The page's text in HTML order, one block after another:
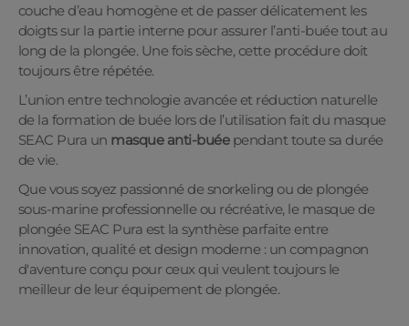
couche d’eau homogène et de passer délicatement les
doigts sur la partie interne pour assurer l’anti-buée tout au
long de la plongée. Une fois sèche, cette procédure doit
toujours être répétée.
L’union entre technologie avancée et réduction naturelle
de la formation de buée lors de l’utilisation fait du masque
SEAC Pura un masque anti-buéependant toute sa durée
de vie.
Que vous soyez passionné de snorkeling ou de plongée
sous-marine professionnelle ou récréative, le masque de
plongée SEAC Pura est la synthèse parfaite entre
innovation, qualité et design moderne : un compagnon
d'aventure conçu pour ceux qui veulent toujours le
meilleur de leur équipement de plongée.